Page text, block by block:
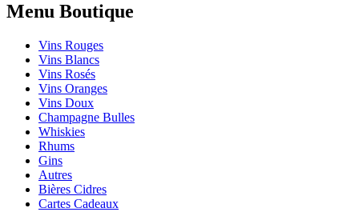
Menu Boutique
Vins Rouges
Vins Blancs
Vins Rosés
Vins Oranges
Vins Doux
Champagne Bulles
Whiskies
Rhums
Gins
Autres
Bières Cidres
Cartes Cadeaux